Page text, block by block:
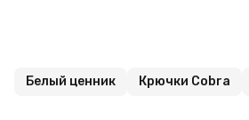
Белый ценник Крючки Cobra